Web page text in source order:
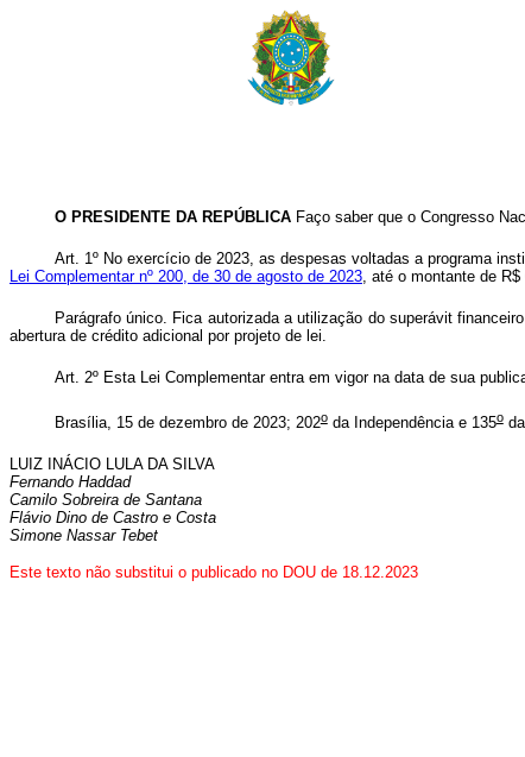
O PRESIDENTE DA REPÚBLICAFaço saber que o Congresso
Art. 1º No exercício de 2023, as despesas voltadas a programa
Lei Complementar nº 200, de 30 de agosto de 2023, até o montante de
Parágrafo único. Fica autorizada a utilização do superávit
abertura de crédito adicional por projeto de lei.
Art. 2º Esta Lei Complementar entra em vigor na data de sua
Brasília, 15 de dezembro de 2023; 202oda Independência e 135oda
LUIZ INÁCIO LULA DA SILVA
Fernando Haddad
Camilo Sobreira de Santana
Flávio Dino de Castro e Costa
Simone Nassar Tebet
Este texto não substitui o publicado no DOU de 18.12.2023